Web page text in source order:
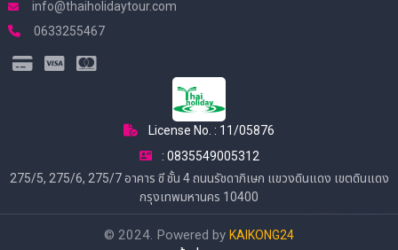
info@thaiholidaytour.com
0633255467
License No. : 11/05876
: 0835549005312
275/5, 275/6, 275/7 อาคาร ซี ชั้น 4 ถนนรัชดาภิเษก แขวงดินแดง เขตดินแดง
กรุงเทพมหานคร 10400
© 2024. Powered by KAIKONG24